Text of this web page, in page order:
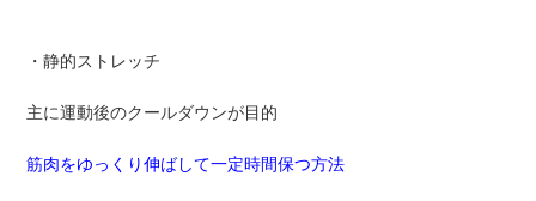
・静的ストレッチ
主に運動後のクールダウンが目的
筋肉をゆっくり伸ばして一定時間保つ方法